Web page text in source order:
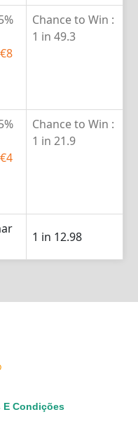
€8
Chance to Win :
1 in 49.3
€4
Chance to Win :
1 in 21.9
1 in 12.98
E Condições